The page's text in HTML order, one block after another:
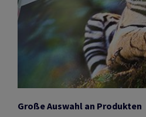
Große Auswahl an Produkten